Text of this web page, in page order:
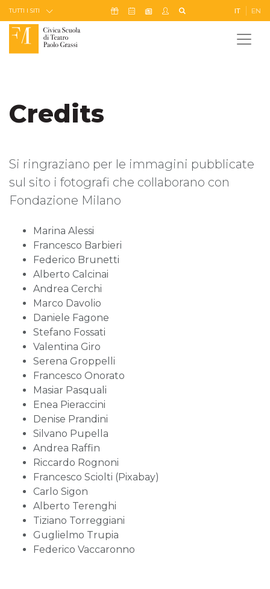
Skip to Content
TUTTI I SITI Icona Sostienici
Icona Calendario Eventi
Icona Newsletter
Icona My Civica IT EN
Credits
Si ringraziano per le immagini pubblicate
sul sito i fotografi che collaborano con
Fondazione Milano
Marina Alessi
Francesco Barbieri
Federico Brunetti
Alberto Calcinai
Andrea Cerchi
Marco Davolio
Daniele Fagone
Stefano Fossati
Valentina Giro
Serena Groppelli
Francesco Onorato
Masiar Pasquali
Enea Pieraccini
Denise Prandini
Silvano Pupella
Andrea Raffin
Riccardo Rognoni
Francesco Sciolti (Pixabay)
Carlo Sigon
Alberto Terenghi
Tiziano Torreggiani
Guglielmo Trupia
Federico Vaccaronno